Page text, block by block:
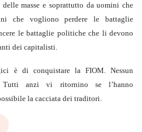
masse e soprattutto da uomini che
che vogliono perdere le battaglie
le battaglie politiche che li devono
dei capitalisti.
è di conquistare la FIOM. Nessun
Tutti anzi vi ritornino se l’hanno
la cacciata dei traditori.